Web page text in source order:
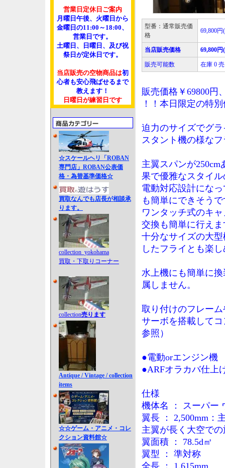
営業日定休日ご案内
月曜日午後、火曜日から
金曜日の11:00～18:00、
営業日です。
土曜日、日曜日、及び祝
祭日が定休日です。
当店販売の空物商品は初
心者も安心飛ばせるまで
教えます！
日曜日が練習日です
☆スケールヘリ「ROBAN
専門店」ROBAN公表価
格・為替基準価格☆
買取なんでも店長が相談承
ります。
collection_yokohama
買取・下取りコーナー
collection売ります
Antique / Vintage / collection
items
☆☆ゲーム・アニメ・コレ
クション資料館☆
型番：通常販売価
格
69,800円
当店販売価格 69,800円
販売可能数 在庫 0
販売価格￥69800円
！！本日限定の特
迫力のサイズでグ
スタント機の様な
主翼スパンが
果で優雅なスタイ
電動対応設計にな
も簡単にできそう
ワンタッチ式のキ
交換も簡単に行えま
十分なサイズの大
したフライとも楽
水上機にも簡単に
属しません。
取り付けのフレー
サーボを搭載して
参照）
●電動orエンジン機
●ARFオラカバ仕上
仕様
機体名 ： スーパー
翼長 ： 2,500mm：
主翼が長く大空で
翼面積 ： 78.5d㎡
翼型 ： 準対称
全長 ： 1,615mm